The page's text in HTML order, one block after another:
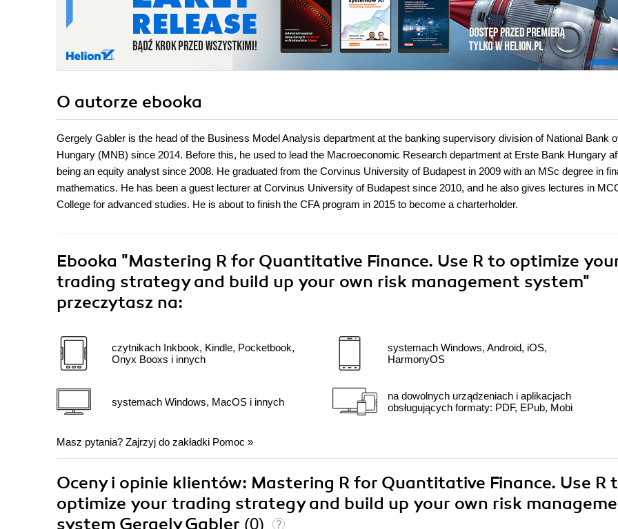
O autorze ebooka
Gergely Gabler is the head of the Business Model Analysis department at the banking supervisory division of National Bank
Hungary (MNB) since 2014. Before this, he used to lead the Macroeconomic Research department at Erste Bank Hungary
being an equity analyst since 2008. He graduated from the Corvinus University of Budapest in 2009 with an MSc degree in
mathematics. He has been a guest lecturer at Corvinus University of Budapest since 2010, and he also gives lectures in
College for advanced studies. He is about to finish the CFA program in 2015 to become a charterholder.
Ebooka "Mastering R for Quantitative Finance. Use R to optimize
trading strategy and build up your own risk management system"
przeczytasz na:
czytnikach Inkbook, Kindle, Pocketbook,
Onyx Booxs i innych
systemach Windows, MacOS i innych
systemach Windows, Android, iOS,
HarmonyOS
na dowolnych urządzeniach i aplikacjach
obsługujących formaty: PDF, EPub, Mobi
Masz pytania? Zajrzyj do zakładki Pomoc »
Oceny i opinie klientów: Mastering R for Quantitative Finance. Use R
optimize your trading strategy and build up your own risk
system Gergely Gabler (0)